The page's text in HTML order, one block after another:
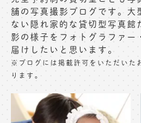
お問い合
店舗情報につい
各店舗までお問
[営業時間]
[定休日]
舗の写真撮影ブログです。大
ない隠れ家的な貸切型写真
影の様子をフォトグラファー
届けしたいと思います。
※ブログには掲載許可をいただいた
ります。